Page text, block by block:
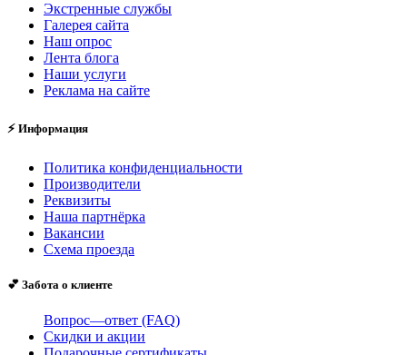
Экстренные службы
Галерея сайта
Наш опрос
Лента блога
Наши услуги
Реклама на сайте
⚡ Информация
Политика конфиденциальности
Производители
Реквизиты
Наша партнёрка
Вакансии
Схема проезда
💕 Забота о клиенте
Вопрос—ответ (FAQ)
Скидки и акции